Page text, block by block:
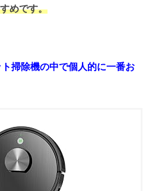
めです。
ト掃除機の中で個人的に一番お